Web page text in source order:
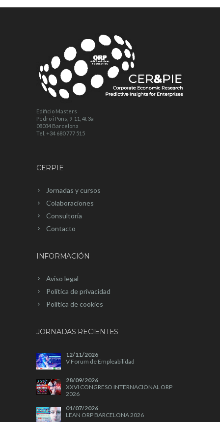
Edificio Masters
Pedro i Pons, 9-11, 4t 3a
08034 Barcelona
Tel. +34 680 777 515
CERPIE
Jornadas y cursos
Colaboraciones
Consultoría
Contacto
INFORMACIÓN
Aviso legal
Política de privacidad
Política de cookies
JORNADAS RECIENTES
12/11/2026
V Forum de Empleabilidad
28/09/2026
XXVI CONGRESO INTERNACIONAL ORP
2026
01/07/2026
LEAN ORP BARCELONA 2026